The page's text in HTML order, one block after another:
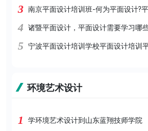
3 南京平面设计培训班-何为平面设计?
4 诸暨平面设计，平面设计需要学习哪
5 宁波平面设计培训学校平面设计培训
环境艺术设计
1 学环境艺术设计到山东蓝翔技师学院